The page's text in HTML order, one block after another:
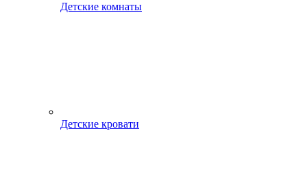
Детские комнаты
Детские кровати